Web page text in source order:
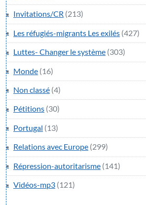
Invitations/CR (213)
Les réfugiés-migrants Les exilés (427)
Luttes- Changer le système (303)
Monde (16)
Non classé (4)
Pétitions (30)
Portugal (13)
Relations avec Europe (299)
Répression-autoritarisme (141)
Vidéos-mp3 (121)